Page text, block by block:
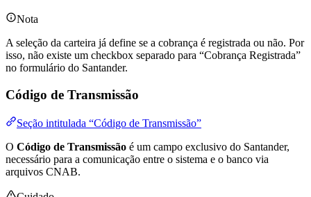
Nota
A seleção da carteira já define se a cobrança é registrada ou não. Por
isso, não existe um checkbox separado para “Cobrança Registrada”
no formulário do Santander.
Código de Transmissão
Seção intitulada “Código de Transmissão”
O Código de Transmissão é um campo exclusivo do Santander,
necessário para a comunicação entre o sistema e o banco via
arquivos CNAB.